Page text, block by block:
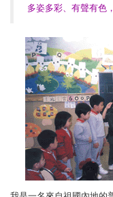
多姿多彩、有聲有色